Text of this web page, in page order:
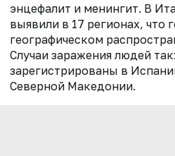
энцефалит и менингит. В
выявили в 17 регионах, что
географическом
Случаи заражения людей
зарегистрированы в
Северной Македонии.